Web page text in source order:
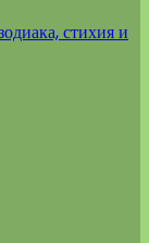
стихия и